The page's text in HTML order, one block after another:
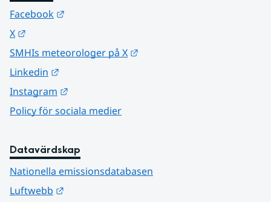
Facebook
X
SMHIs meteorologer på X
Linkedin
Instagram
Policy för sociala medier
Datavärdskap
Nationella emissionsdatabasen
Luftwebb